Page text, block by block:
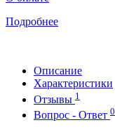
Подробнее
Описание
Характеристики
Отзывы 1
Вопрос - Ответ 0